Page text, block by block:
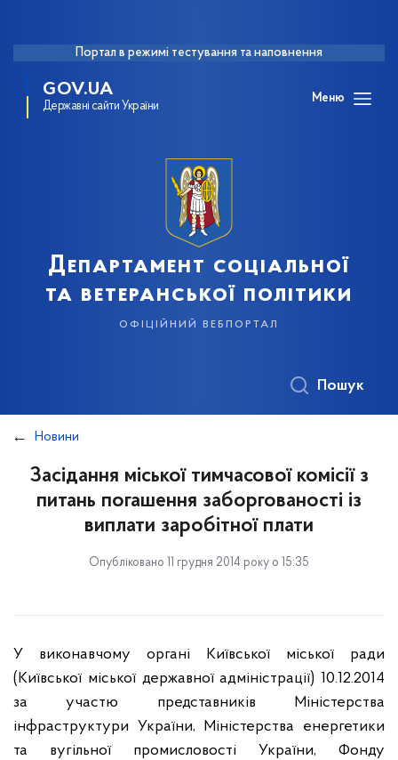
Портал в режимі тестування та наповнення
GOV.UA
Державні сайти України
Меню
Департамент соціальної
та ветеранської політики
офіційний вебпортал
Пошук
Новини
Засідання міської тимчасової комісії з
питань погашення заборгованості із
виплати заробітної плати
Опубліковано 11 грудня 2014 року о 15:35
У виконавчому органі Київської міської ради
(Київської міської державної адміністрації) 10.12.2014
за участю представників Міністерства
інфраструктури України, Міністерства енергетики
та вугільної промисловості України, Фонду